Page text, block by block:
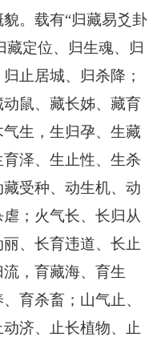
貌。载有“归藏易爻卦
藏定位、归生魂、归
止居城、归杀降；
鼠、藏长姊、藏育
生，生归孕、生藏
泽、生止性、生杀
受种、动生机、动
；火气长、长归从
、长育违道、长止
，育藏海、育生
育杀畜；山气止、
济、止长植物、止